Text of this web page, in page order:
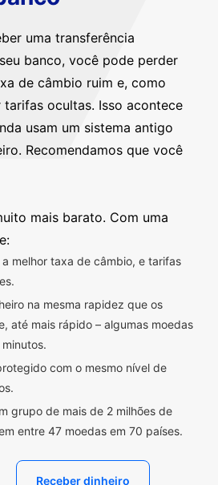
uma transferência
banco, você pode perder
de câmbio ruim e, como
tarifas ocultas. Isso acontece
usam um sistema antigo
Recomendamos que você
mais barato. Com uma
melhor taxa de câmbio, e tarifas
na mesma rapidez que os
até mais rápido – algumas moedas
com o mesmo nível de
grupo de mais de 2 milhões de
entre 47 moedas em 70 países.
Receber dinheiro